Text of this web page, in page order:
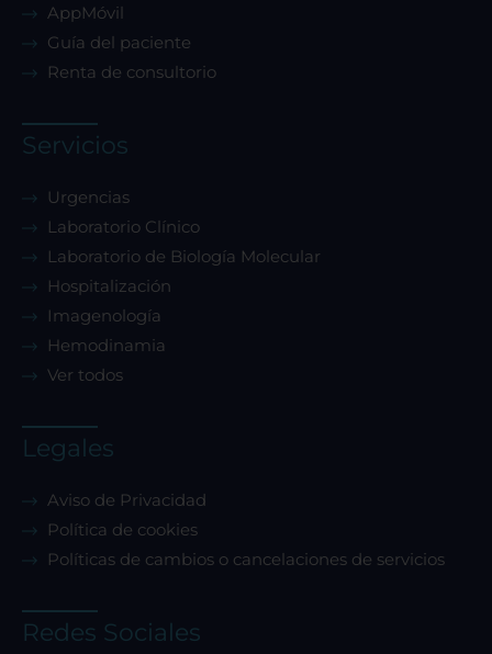
AppMóvil
Guía del paciente
Renta de consultorio
Servicios
Urgencias
Laboratorio Clínico
Laboratorio de Biología Molecular
Hospitalización
Imagenología
Hemodinamia
Ver todos
Legales
Aviso de Privacidad
Política de cookies
Políticas de cambios o cancelaciones de servicios
Redes Sociales